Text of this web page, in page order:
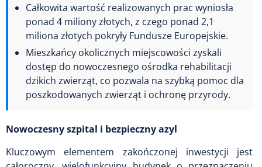
Całkowita wartość realizowanych prac wyniosła
ponad 4 miliony złotych, z czego ponad 2,1
miliona złotych pokryły Fundusze Europejskie.
Mieszkańcy okolicznych miejscowości zyskali
dostęp do nowoczesnego ośrodka rehabilitacji
dzikich zwierząt, co pozwala na szybką pomoc dla
poszkodowanych zwierząt i ochronę przyrody.
Nowoczesny szpital i bezpieczny azyl
Kluczowym elementem zakończonej inwestycji jest